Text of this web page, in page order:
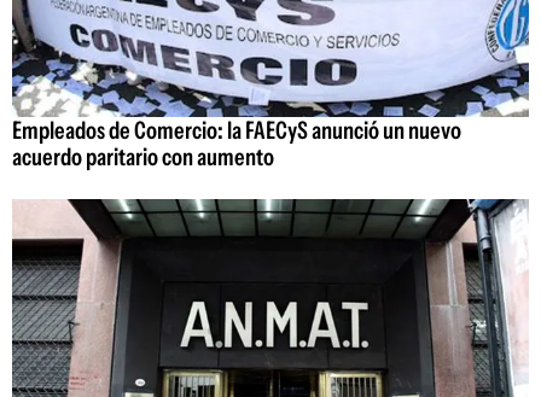
Empleados de Comercio: la FAECyS anunció un nuevo
acuerdo paritario con aumento